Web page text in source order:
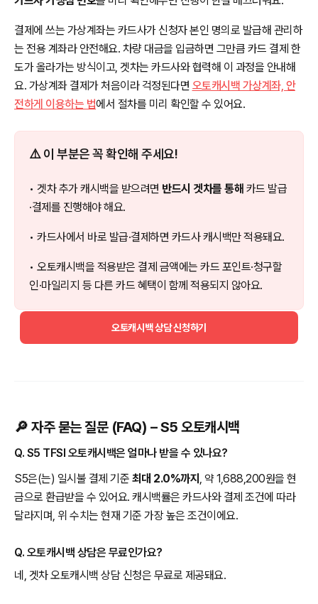
결제에 쓰는 가상계좌는 카드사가 신청자 본인 명의로 발급해 관리하
는 전용 계좌라 안전해요. 차량 대금을 입금하면 그만큼 카드 결제 한
도가 올라가는 방식이고, 겟차는 카드사와 협력해 이 과정을 안내해
요. 가상계좌 결제가 처음이라 걱정된다면 오토캐시백 가상계좌, 안
전하게 이용하는 법에서 절차를 미리 확인할 수 있어요.
⚠️ 이 부분은 꼭 확인해 주세요!
• 겟차 추가 캐시백을 받으려면 반드시 겟차를 통해 카드 발급
·결제를 진행해야 해요.
• 카드사에서 바로 발급·결제하면 카드사 캐시백만 적용돼요.
• 오토캐시백을 적용받은 결제 금액에는 카드 포인트·청구할
인·마일리지 등 다른 카드 혜택이 함께 적용되지 않아요.
오토캐시백 상담 신청하기
🔎 자주 묻는 질문 (FAQ) – S5 오토캐시백
Q. S5 TFSI 오토캐시백은 얼마나 받을 수 있나요?
S5은(는) 일시불 결제 기준 최대 2.0%까지 , 약 1,688,200원을 현
금으로 환급받을 수 있어요. 캐시백률은 카드사와 결제 조건에 따라
달라지며, 위 수치는 현재 기준 가장 높은 조건이에요.
Q. 오토캐시백 상담은 무료인가요?
네, 겟차 오토캐시백 상담 신청은 무료로 제공돼요.